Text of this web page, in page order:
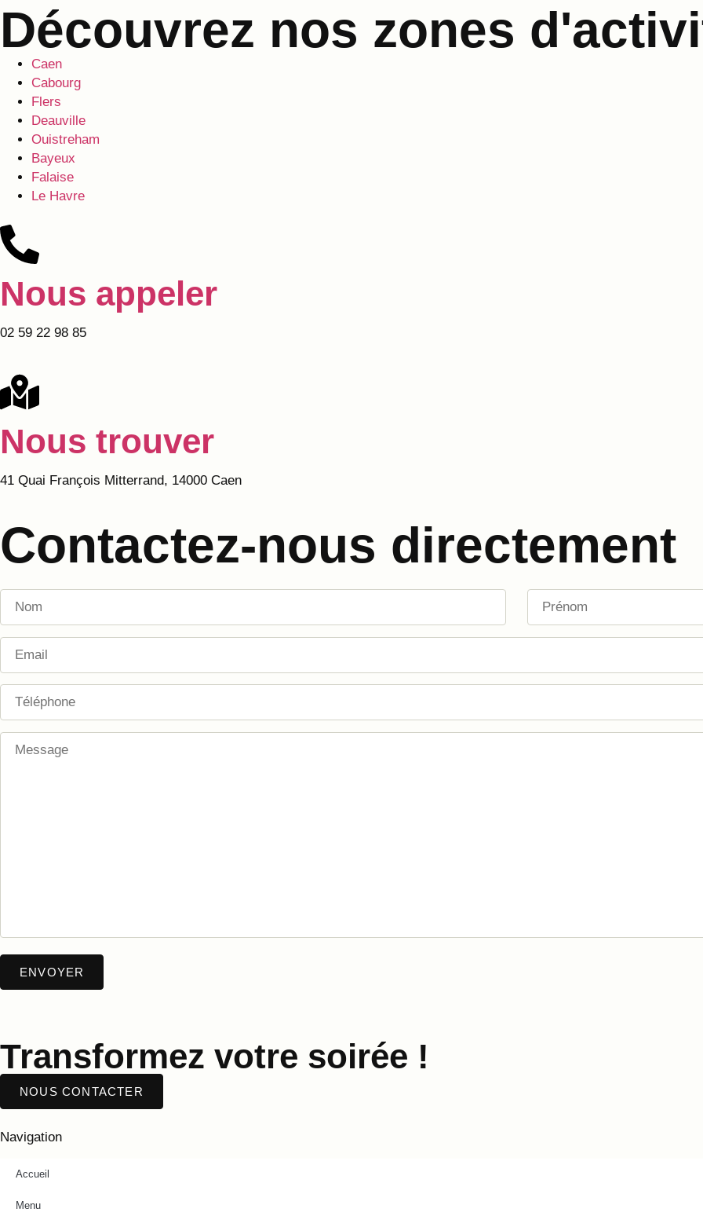
Découvrez nos zones
Caen
Cabourg
Flers
Deauville
Ouistreham
Bayeux
Falaise
Le Havre
Nous appeler
02 59 22 98 85
Nous trouver
41 Quai François Mitterrand, 14000 Caen
Contactez-nous directement
Transformez votre soirée !
NOUS CONTACTER
Navigation
Accueil
Menu